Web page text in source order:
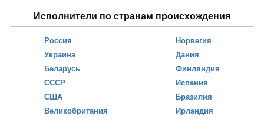
Исполнители по странам происхождения
Россия
Украина
Беларусь
СССР
США
Великобритания
Норвегия
Дания
Финляндия
Испания
Бразилия
Ирландия